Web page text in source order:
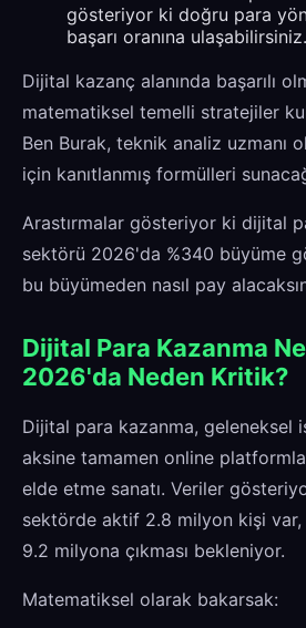
gösteriyor ki doğru para
başarı oranına ulaşabilirsiniz.
Dijital kazanç alanında başarılı
matematiksel temelli stratejiler
Ben Burak, teknik analiz uzmanı
için kanıtlanmış formülleri
Arastırmalar gösteriyor ki dijital
sektörü 2026'da %340 büyüme
bu büyümeden nasıl pay
Dijital Para Kazanma
2026'da Neden Kritik?
Dijital para kazanma, geleneksel
aksine tamamen online
elde etme sanatı. Veriler
sektörde aktif 2.8 milyon kişi var,
9.2 milyona çıkması bekleniyor.
Matematiksel olarak bakarsak: